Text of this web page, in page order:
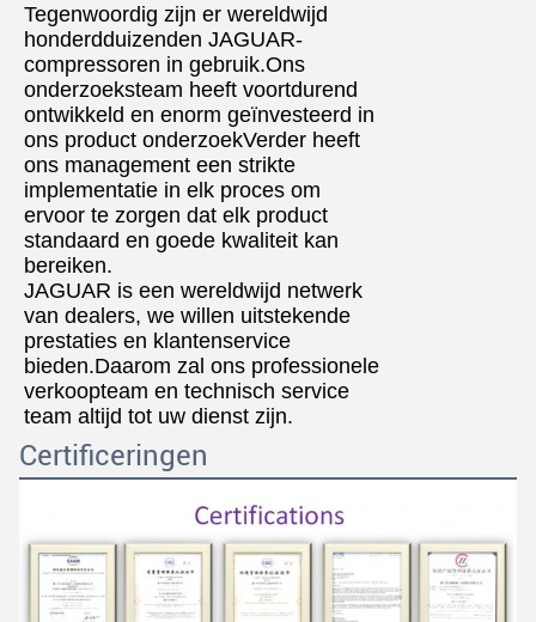
Tegenwoordig zijn er wereldwijd
honderdduizenden JAGUAR-
compressoren in gebruik.Ons
onderzoeksteam heeft voortdurend
ontwikkeld en enorm geïnvesteerd in
ons product onderzoekVerder heeft
ons management een strikte
implementatie in elk proces om
ervoor te zorgen dat elk product
standaard en goede kwaliteit kan
bereiken.
JAGUAR is een wereldwijd netwerk
van dealers, we willen uitstekende
prestaties en klantenservice
bieden.Daarom zal ons professionele
verkoopteam en technisch service
team altijd tot uw dienst zijn.
Certificeringen